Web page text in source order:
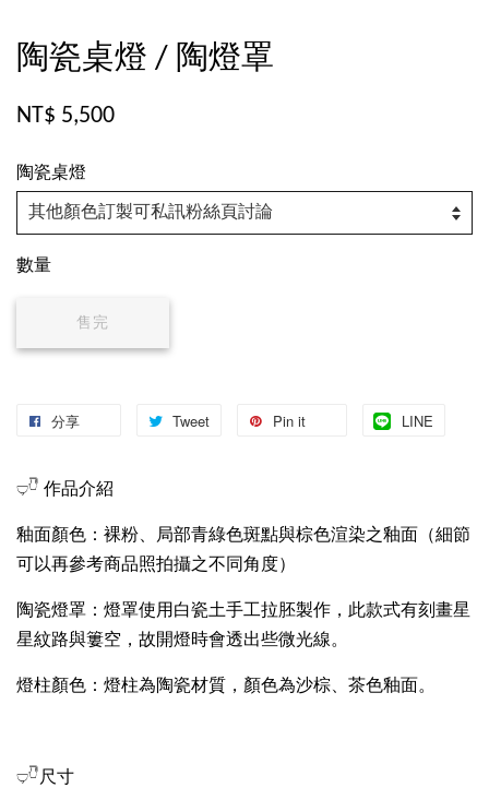
陶瓷桌燈 / 陶燈罩
NT$ 5,500
陶瓷桌燈
數量
售完
分享 Tweet Pin it LINE
𓂑𓎹 作品介紹
釉面顏色：裸粉、局部青綠色斑點與棕色渲染之釉面（細節
可以再參考商品照拍攝之不同角度）
陶瓷燈罩：燈罩使用白瓷土手工拉胚製作，此款式有刻畫星
星紋路與簍空，故開燈時會透出些微光線。
燈柱顏色：燈柱為陶瓷材質，顏色為沙棕、茶色釉面。
𓂑𓎹尺寸